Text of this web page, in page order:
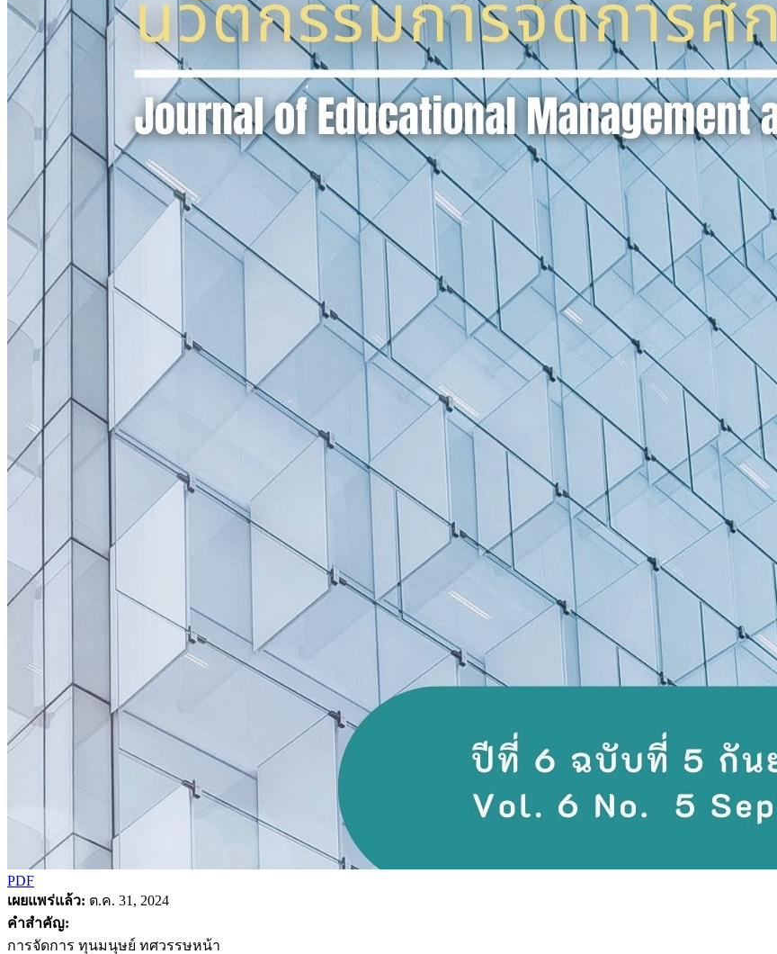
PDF
เผยแพร่แล้ว: ต.ค. 31, 2024
คำสำคัญ:
การจัดการ ทุนมนุษย์ ทศวรรษหน้า